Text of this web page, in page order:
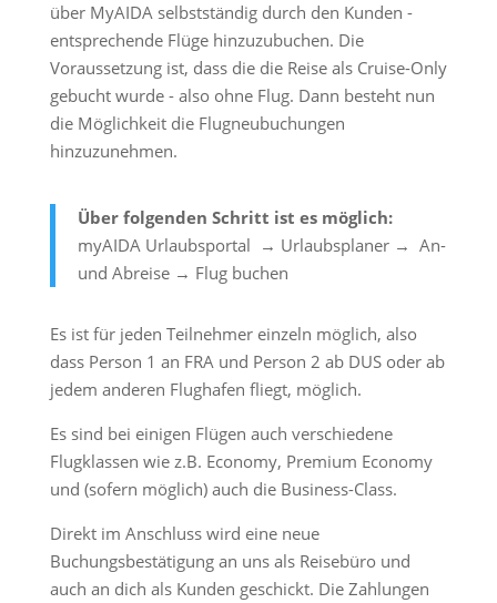
über MyAIDA selbstständig durch den Kunden -
entsprechende Flüge hinzuzubuchen. Die
Voraussetzung ist, dass die die Reise als Cruise-Only
gebucht wurde - also ohne Flug. Dann besteht nun
die Möglichkeit die Flugneubuchungen
hinzuzunehmen.
Über folgenden Schritt ist es möglich:
myAIDA Urlaubsportal → Urlaubsplaner → An-
und Abreise → Flug buchen
Es ist für jeden Teilnehmer einzeln möglich, also
dass Person 1 an FRA und Person 2 ab DUS oder ab
jedem anderen Flughafen fliegt, möglich.
Es sind bei einigen Flügen auch verschiedene
Flugklassen wie z.B. Economy, Premium Economy
und (sofern möglich) auch die Business-Class.
Direkt im Anschluss wird eine neue
Buchungsbestätigung an uns als Reisebüro und
auch an dich als Kunden geschickt. Die Zahlungen